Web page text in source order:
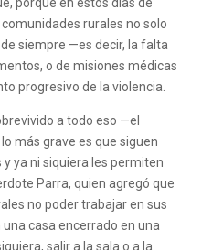
rurales no solo
siempre —es decir, la falta
o de misiones médicas
progresivo de la violencia.
a todo eso —el
más grave es que siguen
y ya ni siquiera les permiten
Parra, quien agregó que
no poder trabajar en sus
casa encerrado en una
salir a la sala o a la